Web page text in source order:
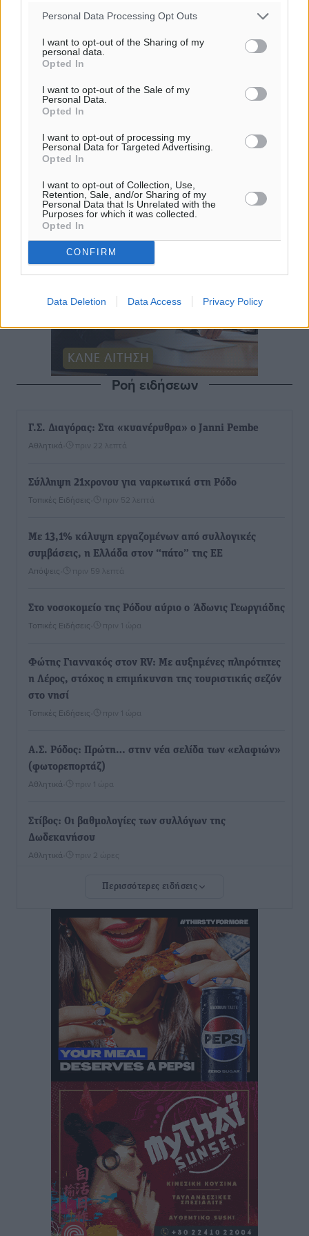
Personal Data Processing Opt Outs
I want to opt-out of the Sharing of my
personal data.
Opted In
I want to opt-out of the Sale of my
Personal Data.
Opted In
I want to opt-out of processing my
Personal Data for Targeted Advertising.
Opted In
I want to opt-out of Collection, Use,
Retention, Sale, and/or Sharing of my
Personal Data that Is Unrelated with the
Purposes for which it was collected.
Opted In
CONFIRM
Data Deletion Data Access Privacy Policy
Ροή ειδήσεων
Γ.Σ. Διαγόρας: Στα «κυανέρυθρα» ο Janni Pembe
Αθλητικά πριν 22 λεπτά
Σύλληψη 21χρονου για ναρκωτικά στη Ρόδο
Τοπικές Ειδήσεις πριν 52 λεπτά
Με 13,1% κάλυψη εργαζομένων από συλλογικές
συμβάσεις, η Ελλάδα στον “πάτο” της ΕΕ
Απόψεις πριν 59 λεπτά
Στο νοσοκομείο της Ρόδου αύριο ο Άδωνις Γεωργιάδης
Τοπικές Ειδήσεις πριν 1 ώρα
Φώτης Γιαννακός στον RV: Με αυξημένες πληρότητες
η Λέρος, στόχος η επιμήκυνση της τουριστικής σεζόν
στο νησί
Τοπικές Ειδήσεις πριν 1 ώρα
Α.Σ. Ρόδος: Πρώτη… στην νέα σελίδα των «ελαφιών»
(φωτορεπορτάζ)
Αθλητικά πριν 1 ώρα
Στίβος: Οι βαθμολογίες των συλλόγων της
Δωδεκανήσου
Αθλητικά πριν 2 ώρες
Νέες ταυτότητες: Ποιοι πρέπει να τις αλλάξουν άμεσα
και ποιοι όχι
Ειδήσεις• πριν 2 ώρες
Στον Ιπποκράτη η Μαρία Βλάχου
Αθλητικά • πριν 2 ώρες
Οικονομική ενίσχυση για συντήρηση στο κλειστό της
Αθλητικά• πριν 2 ώρες
Στάθης Αντωνάς: Ένα βήμα πριν από επαγγελματικό
συμβόλαιο πυγμαχίας με MTGP και BXGP για Ευρώπη
και Αυστραλία
πριν 2 ώρες
ΚΑΕ Κολοσσός: Τα… ευρωπαϊκά εισιτήρια διαρκείας
Αθλητικά• πριν 2 ώρες
Ιπποκράτης: Ανανέωσε η Νίκη Καρτσαμάρη
Περισσότερες ειδήσεις